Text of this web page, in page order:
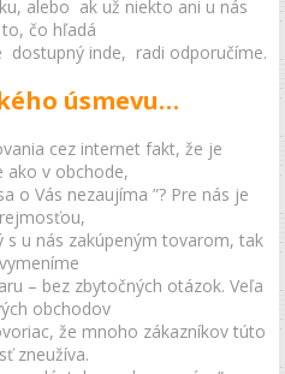
alebo ak už niekto ani u nás
čo hľadá
dostupný inde, radi odporučíme.
úsmevu…
cez internet fakt, že je
ako v obchode,
o Vás nezaujíma ”? Pre nás je
s u nás zakúpeným tovarom, tak
– bez zbytočných otázok. Veľa
obchodov
že mnoho zákazníkov túto
zneužíva.